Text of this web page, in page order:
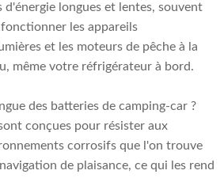
d'énergie longues et lentes, souvent
les appareils
et les moteurs de pêche à la
même votre réfrigérateur à bord.
des batteries de camping-car ?
conçues pour résister aux
corrosifs que l'on trouve
de plaisance, ce qui les rend